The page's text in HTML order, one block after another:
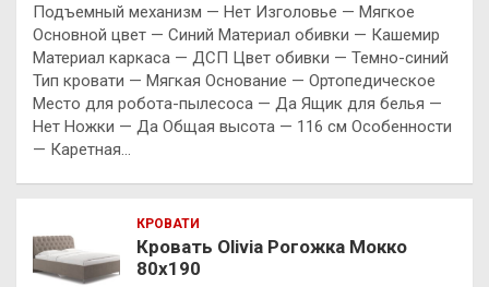
Подъемный механизм — Нет Изголовье — Мягкое
Основной цвет — Синий Материал обивки — Кашемир
Материал каркаса — ДСП Цвет обивки — Темно-синий
Тип кровати — Мягкая Основание — Ортопедическое
Место для робота-пылесоса — Да Ящик для белья —
Нет Ножки — Да Общая высота — 116 см Особенности
— Каретная…
КРОВАТИ
Кровать Olivia Рогожка Мокко
80х190